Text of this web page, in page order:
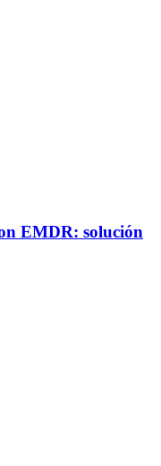
EMDR: solución